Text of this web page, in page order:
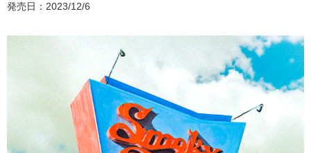
発売日：2023/12/6